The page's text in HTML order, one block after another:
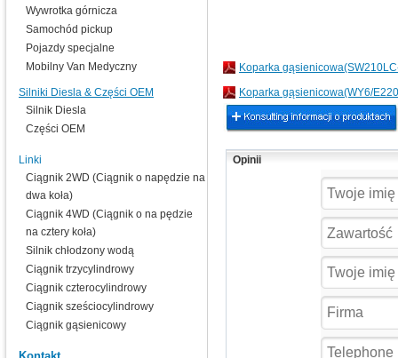
Koparka
Koparka gąsienicowa(WY6/
Opinii
Wywrotka górnicza
Samochód pickup
Pojazdy specjalne
Mobilny Van Medyczny
Silniki Diesla & Części OEM
Silnik Diesla
Części OEM
Linki
Ciągnik 2WD (Ciągnik o napędzie na
dwa koła)
Ciągnik 4WD (Ciągnik o na pędzie
na cztery koła)
Silnik chłodzony wodą
Ciągnik trzycylindrowy
Ciągnik czterocylindrowy
Ciągnik sześciocylindrowy
Ciągnik gąsienicowy